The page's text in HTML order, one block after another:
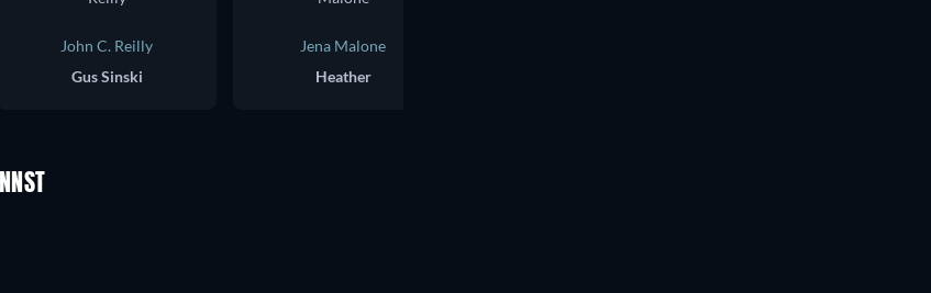
John C. Reilly
Gus Sinski
Jena Malone
Heather